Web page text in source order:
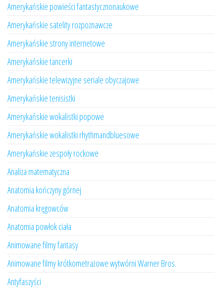
Amerykańskie powieści fantastycznonaukowe
Amerykańskie satelity rozpoznawcze
Amerykańskie strony internetowe
Amerykańskie tancerki
Amerykańskie telewizyjne seriale obyczajowe
Amerykańskie tenisistki
Amerykańskie wokalistki popowe
Amerykańskie wokalistki rhythmandbluesowe
Amerykańskie zespoły rockowe
Analiza matematyczna
Anatomia kończyny górnej
Anatomia kręgowców
Anatomia powłok ciała
Animowane filmy fantasy
Animowane filmy krótkometrażowe wytwórni Warner Bros.
Antyfaszyści